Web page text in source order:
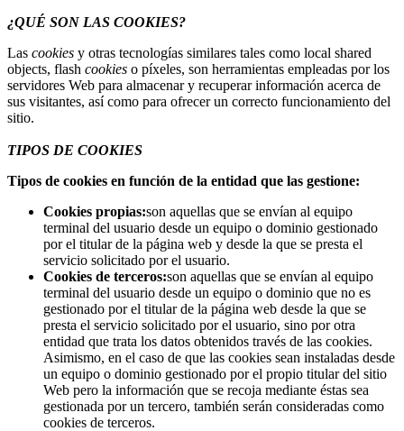
¿QUÉ SON LAS COOKIES?
Las cookies y otras tecnologías similares tales como local shared
objects, flash cookies o píxeles, son herramientas empleadas por los
servidores Web para almacenar y recuperar información acerca de
sus visitantes, así como para ofrecer un correcto funcionamiento del
sitio.
TIPOS DE COOKIES
Tipos de cookies en función de la entidad que las gestione:
Cookies propias:son aquellas que se envían al equipo
terminal del usuario desde un equipo o dominio gestionado
por el titular de la página web y desde la que se presta el
servicio solicitado por el usuario.
Cookies de terceros:son aquellas que se envían al equipo
terminal del usuario desde un equipo o dominio que no es
gestionado por el titular de la página web desde la que se
presta el servicio solicitado por el usuario, sino por otra
entidad que trata los datos obtenidos través de las cookies.
Asimismo, en el caso de que las cookies sean instaladas desde
un equipo o dominio gestionado por el propio titular del sitio
Web pero la información que se recoja mediante éstas sea
gestionada por un tercero, también serán consideradas como
cookies de terceros.